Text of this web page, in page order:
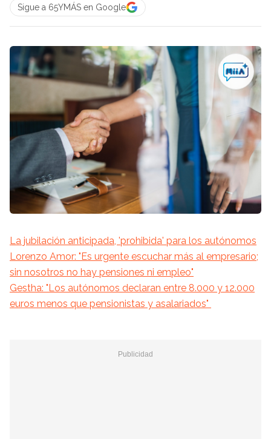
Sigue a 65YMÁS en Google
La jubilación anticipada, 'prohibida' para los autónomos
Lorenzo Amor: "Es urgente escuchar más al empresario;
sin nosotros no hay pensiones ni empleo"
Gestha: "Los autónomos declaran entre 8.000 y 12.000
euros menos que pensionistas y asalariados"